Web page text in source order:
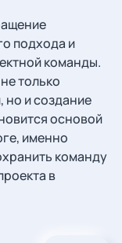
подхода и
команды.
только
но и создание
основой
именно
команду
в